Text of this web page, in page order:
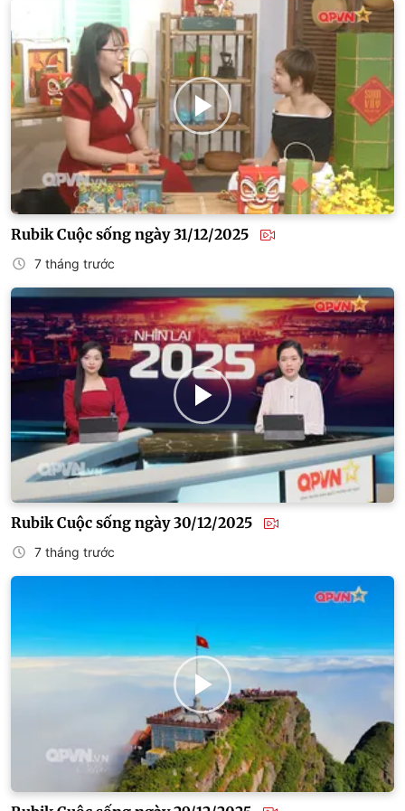
Rubik Cuộc sống ngày 31/12/2025
7 tháng trước
Rubik Cuộc sống ngày 30/12/2025
7 tháng trước